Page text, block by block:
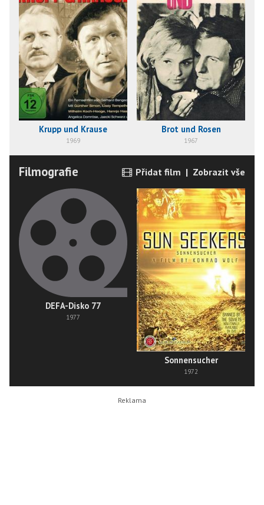
Krupp und Krause
1969
Brot und Rosen
1967
Filmografie Přidat film | Zobrazit vše
DEFA-Disko 77
1977
Sonnensucher
1972